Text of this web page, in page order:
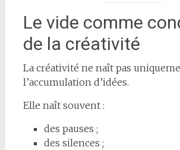
Le vide comme
de la créativité
La créativité ne naît pas
l’accumulation d’idées.
Elle naît souvent :
des pauses ;
des silences ;